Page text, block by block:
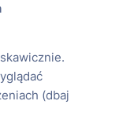
(dbaj